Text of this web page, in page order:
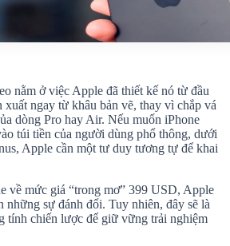
nằm ở việc Apple đã thiết kế nó từ đầu
xuất ngay từ khâu bản vẽ, thay vì chắp vá
dòng Pro hay Air. Nếu muốn iPhone
túi tiền của người dùng phổ thông, dưới
Apple cần một tư duy tương tự để khai
về mức giá “trong mơ” 399 USD, Apple
những sự đánh đổi. Tuy nhiên, đây sẽ là
tính chiến lược để giữ vững trải nghiệm